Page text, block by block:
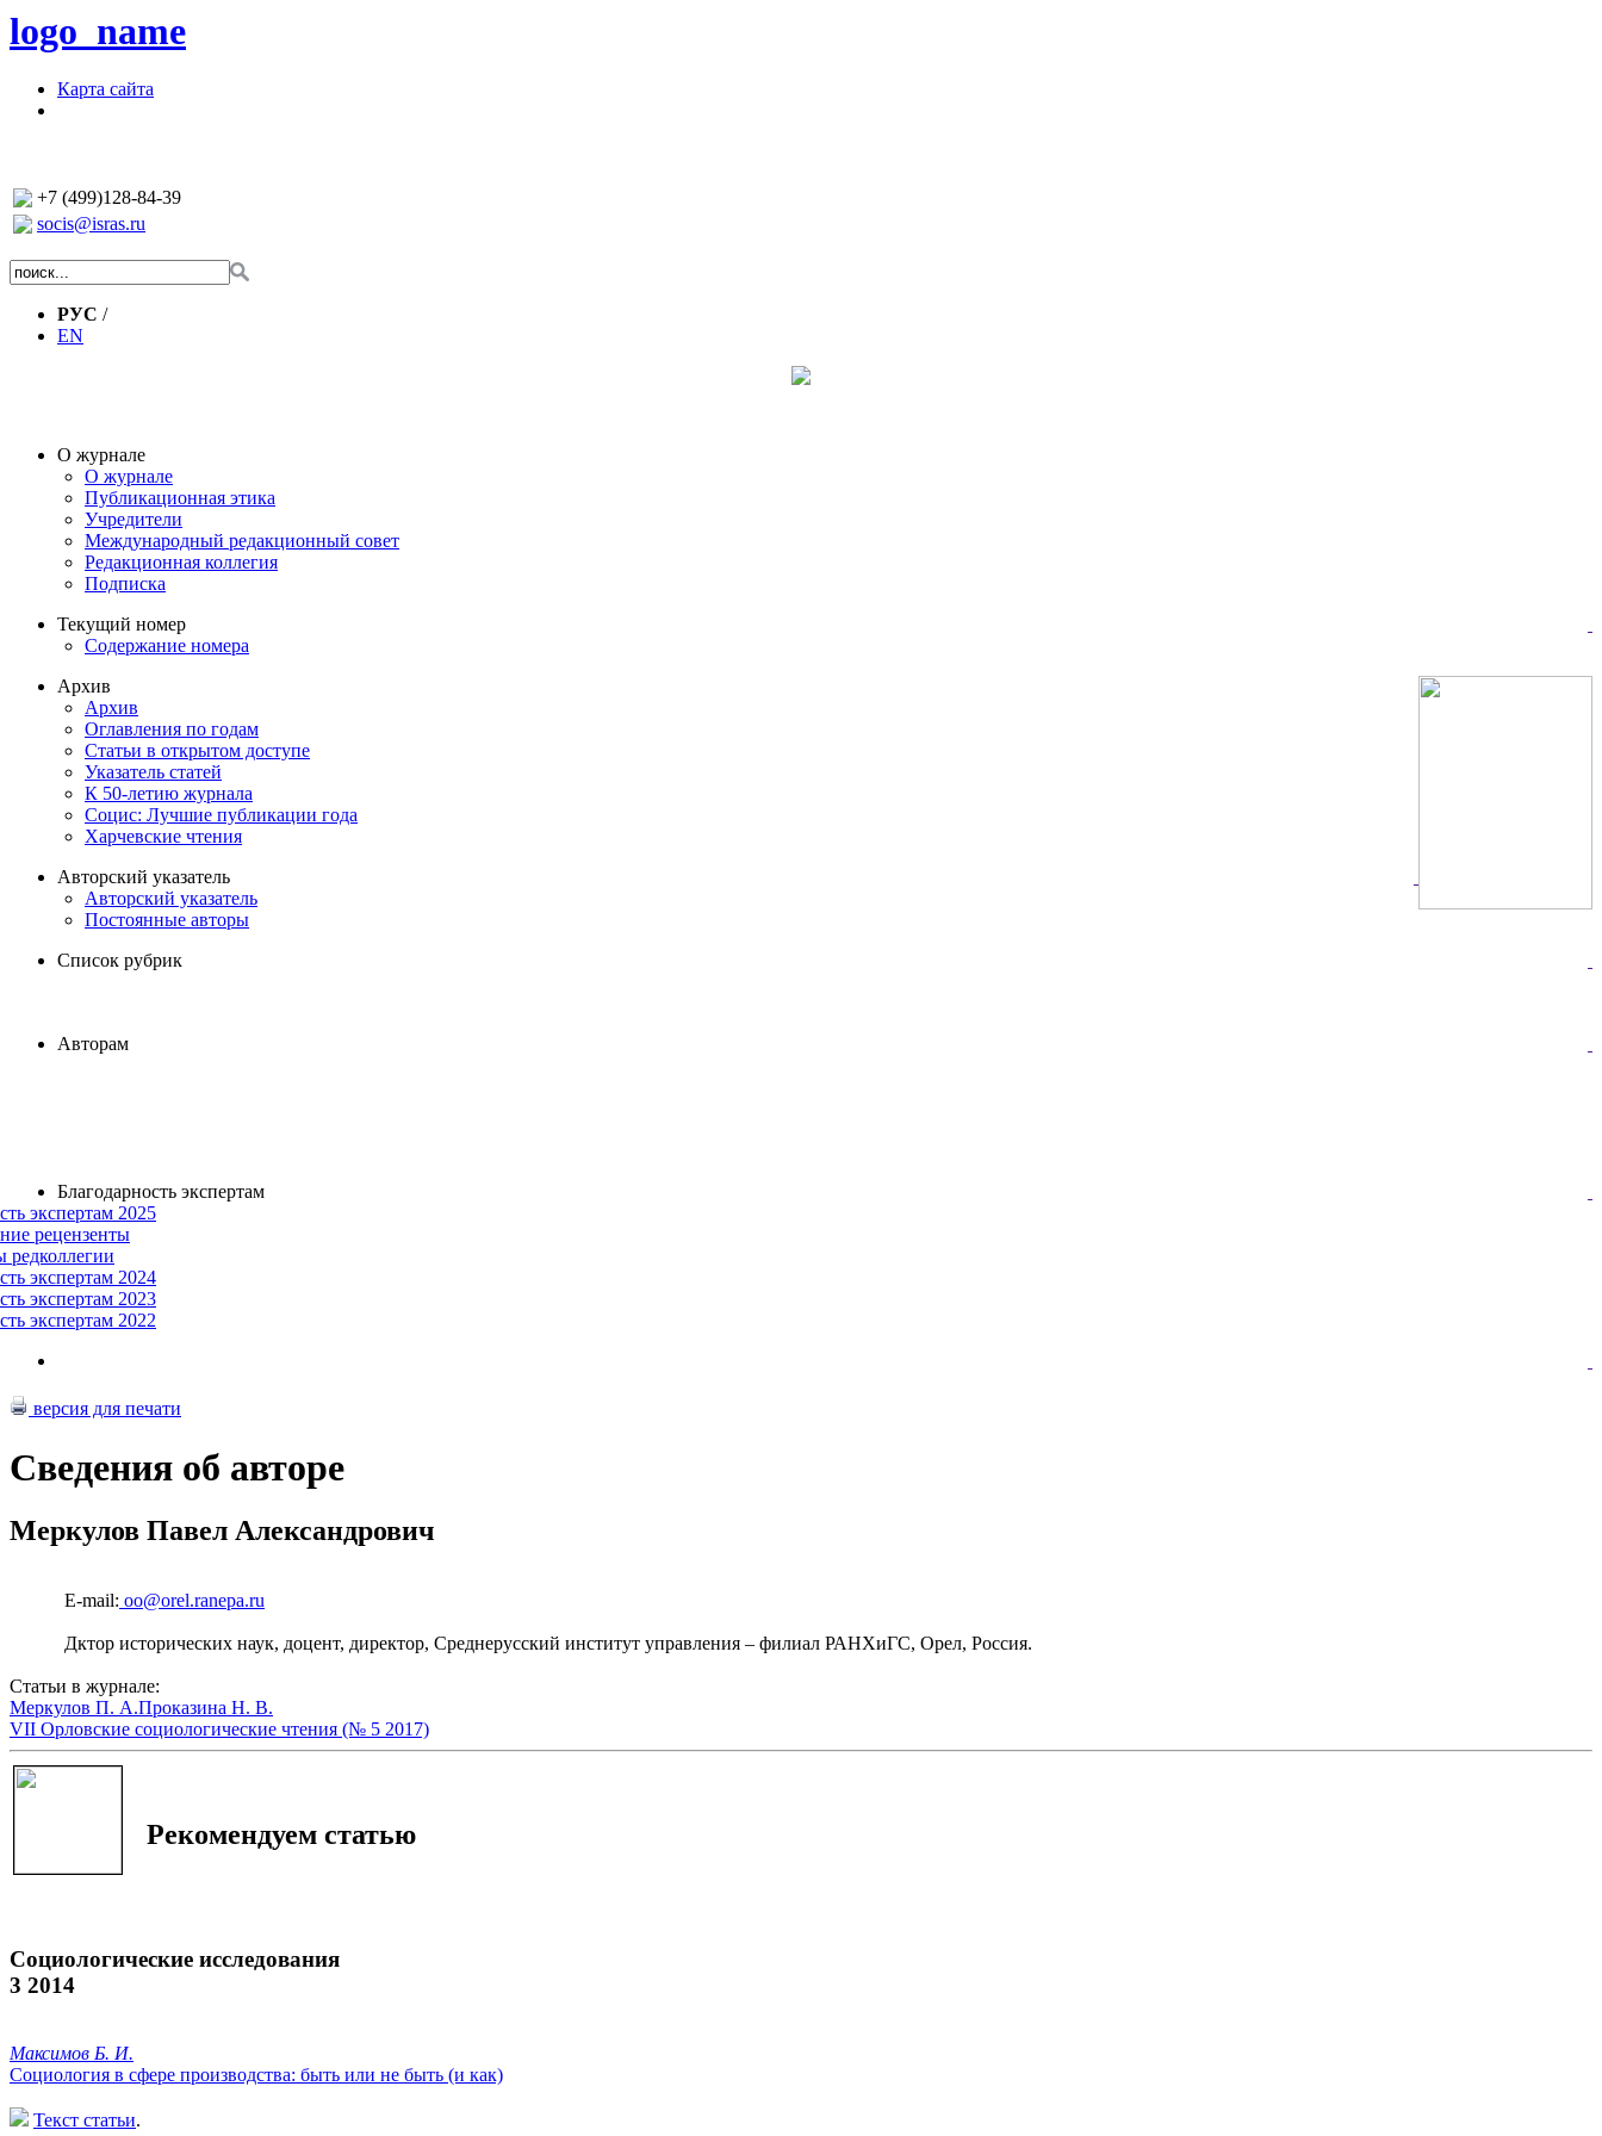
logo_name
Карта сайта
+7 (499)128-84-39
socis@isras.ru
РУС /
EN
О журнале
О журнале
Публикационная этика
Учредители
Международный редакционный совет
Редакционная коллегия
Подписка
Текущий номер
Содержание номера
Архив
Архив
Оглавления по годам
Статьи в открытом доступе
Указатель статей
К 50-летию журнала
Социс: Лучшие публикации года
Харчевские чтения
Авторский указатель
Авторский указатель
Постоянные авторы
Список рубрик
Авторам
Благодарность экспертам
экспертам 2025
рецензенты
редколлегии
экспертам 2024
экспертам 2023
экспертам 2022
версия для печати
Сведения об авторе
Меркулов Павел Александрович
E-mail: oo@orel.ranepa.ru
Дктор исторических наук, доцент, директор, Среднерусский институт управления – филиал РАНХиГС, Орел, Россия.
Статьи в журнале:
Меркулов П. А.Проказина Н. В.
VII Орловские социологические чтения (№ 5 2017)
Рекомендуем статью
Социологические исследования
3 2014
Максимов Б. И.
Социология в сфере производства: быть или не быть (и как)
Текст статьи.